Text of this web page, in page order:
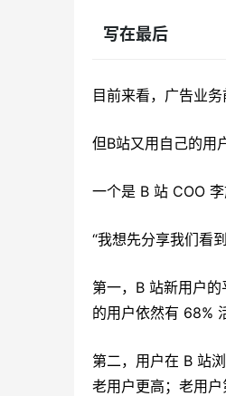
写在最后
目前来看，广告业
但B站又用自己的用
一个是 B 站 COO
“我想先分享我们看
第一，B 站新用户
的用户依然有 68%
第二，用户在 B 站
老用户更高；老用